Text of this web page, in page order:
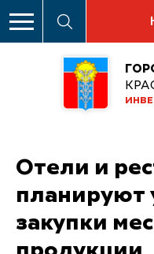
Отели и
планируют
закупки